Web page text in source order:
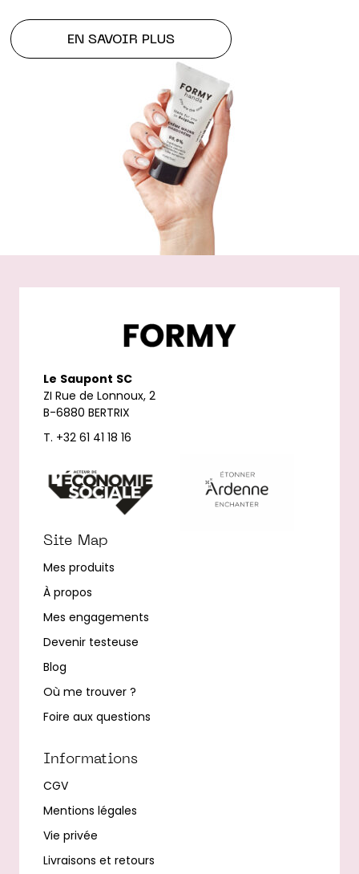
EN SAVOIR PLUS
Le Saupont SC
ZI Rue de Lonnoux, 2
B-6880 BERTRIX
T. +32 61 41 18 16
Site Map
Mes produits
À propos
Mes engagements
Devenir testeuse
Blog
Où me trouver ?
Foire aux questions
Informations
CGV
Mentions légales
Vie privée
Livraisons et retours